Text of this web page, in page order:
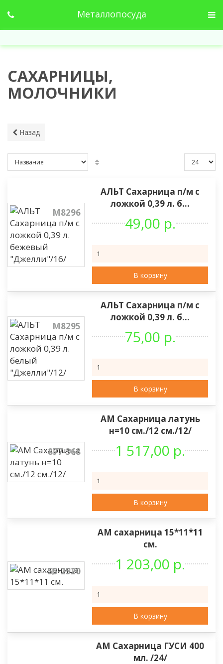
Металлопосуда
САХАРНИЦЫ,
МОЛОЧНИКИ
Назад
М8296
АЛЬТ Сахарница п/м с
ложкой 0,39 л. б...
49,00 р.
В корзину
М8295
АЛЬТ Сахарница п/м с
ложкой 0,39 л. б...
75,00 р.
В корзину
877-368
АМ Сахарница латунь
н=10 см./12 см./12/
1 517,00 р.
В корзину
55-2520
АМ сахарница 15*11*11
см.
1 203,00 р.
В корзину
АМ Сахарница ГУСИ 400
мл. /24/